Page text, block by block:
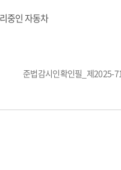
중인 자동차
준법감시인확인필_제2025-